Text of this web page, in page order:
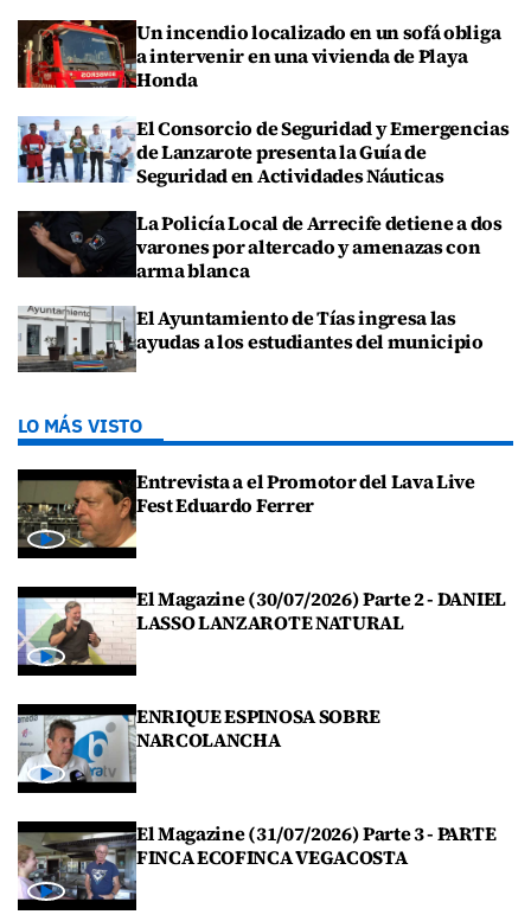
Un incendio localizado en un sofá obliga
a intervenir en una vivienda de Playa
Honda
El Consorcio de Seguridad y Emergencias
de Lanzarote presenta la Guía de
Seguridad en Actividades Náuticas
La Policía Local de Arrecife detiene a dos
varones por altercado y amenazas con
arma blanca
El Ayuntamiento de Tías ingresa las
ayudas a los estudiantes del municipio
LO MÁS VISTO
Entrevista a el Promotor del Lava Live
Fest Eduardo Ferrer
El Magazine (30/07/2026) Parte 2 - DANIEL
LASSO LANZAROTE NATURAL
ENRIQUE ESPINOSA SOBRE
NARCOLANCHA
El Magazine (31/07/2026) Parte 3 - PARTE
FINCA ECOFINCA VEGACOSTA